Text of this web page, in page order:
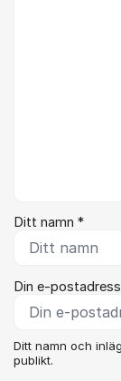
Ditt namn *
Din e-
Ditt namn och
publikt.